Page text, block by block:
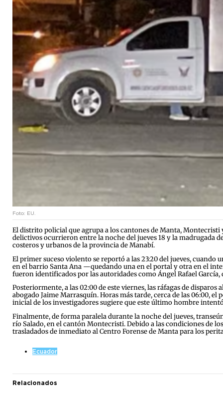
Foto: EU.
El distrito policial que agrupa a los cantones de Manta,
delictivos ocurrieron entre la noche del jueves 18 y la madrugada
costeros y urbanos de la provincia de Manabí.
El primer suceso violento se reportó a las 23:20 del jueves,
en el barrio Santa Ana —quedando una en el portal y otra en el
fueron identificados por las autoridades como Ángel Rafael
Posteriormente, a las 02:00 de este viernes, las ráfagas de
abogado Jaime Marrasquín. Horas más tarde, cerca de las 06:00,
inicial de los investigadores sugiere que este último hombre
Finalmente, de forma paralela durante la noche del jueves,
río Salado, en el cantón Montecristi. Debido a las condiciones de
trasladados de inmediato al Centro Forense de Manta para los
Ecuador
Relacionados